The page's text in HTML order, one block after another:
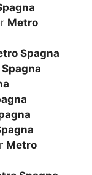
Metro
Spagna
Metro